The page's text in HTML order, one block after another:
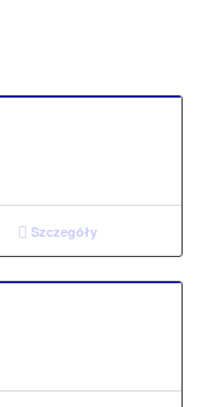
Szczegóły